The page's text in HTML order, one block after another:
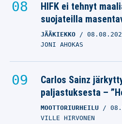
HIFK ei tehnyt
suojateilla
JÄÄKIEKKO
JONI AHOKAS
Carlos Sainz
paljastuksesta –
MOOTTORIURHEILU
VILLE HIRVONEN